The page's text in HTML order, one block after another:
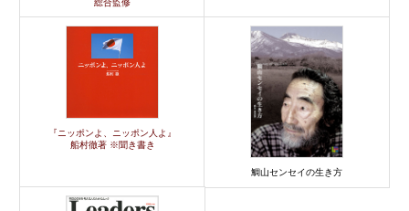
総合監修
『ニッポンよ、ニッポン人よ』
船村徹著 ※聞き書き
鯛山センセイの生き方